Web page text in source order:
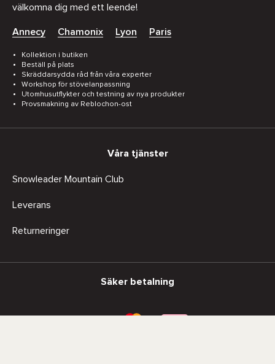
välkomna dig med ett leende!
Annecy Chamonix Lyon Paris
Kollektion i butiken
Beställ på plats
Skräddarsydda råd från våra experter
Workshop för stövelanpassning
Utomhusutflykter och testning av nya produkter
Provsmakning av Reblochon-ost
Våra tjänster
Snowleader Mountain Club
Leverans
Returneringer
Säker betalning